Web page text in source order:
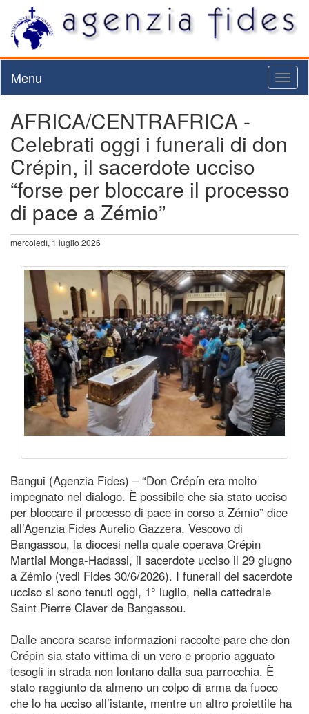
Menu
AFRICA/CENTRAFRICA -
Celebrati oggi i funerali di don
Crépin, il sacerdote ucciso
“forse per bloccare il processo
di pace a Zémio”
mercoledì, 1 luglio 2026
Bangui (Agenzia Fides) – “Don Crépín era molto
impegnato nel dialogo. È possibile che sia stato ucciso
per bloccare il processo di pace in corso a Zémio” dice
all’Agenzia Fides Aurelio Gazzera, Vescovo di
Bangassou, la diocesi nella quale operava Crépin
Martial Monga-Hadassi, il sacerdote ucciso il 29 giugno
a Zémio (vedi Fides 30/6/2026). I funerali del sacerdote
ucciso si sono tenuti oggi, 1° luglio, nella cattedrale
Saint Pierre Claver de Bangassou.
Dalle ancora scarse informazioni raccolte pare che don
Crépin sia stato vittima di un vero e proprio agguato
tesogli in strada non lontano dalla sua parrocchia. È
stato raggiunto da almeno un colpo di arma da fuoco
che lo ha ucciso all’istante, mentre un altro proiettile ha